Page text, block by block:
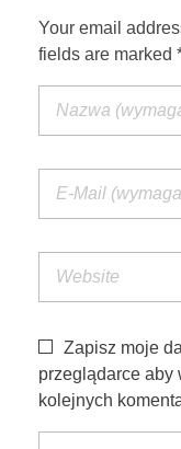
Your email
fields are marked
Zapisz moje
przeglądarce aby
kolejnych